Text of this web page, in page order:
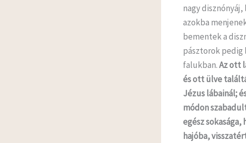
nagy
azokba
bementek a
pásztorok pedig
falukban.Az ott
és ott ülve
Jézus lábainál;
módon
egész
hajóba,